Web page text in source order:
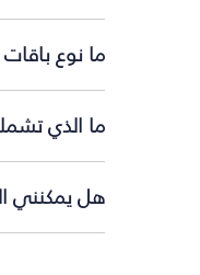
ما نوع
ما الذي
هل يمكنني